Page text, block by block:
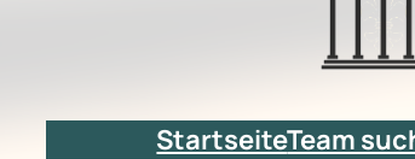
StartseiteTeam